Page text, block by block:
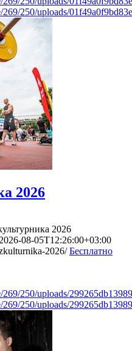
250/uploads/
2026
2026
2026-08-05T12:26:00+03:00
2026/ Бесплатно
250/uploads/
250/uploads/